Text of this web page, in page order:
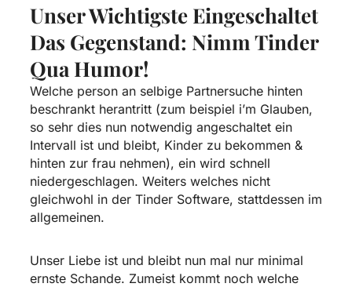
Unser Wichtigste Eingeschaltet
Das Gegenstand: Nimm Tinder
Qua Humor!
Welche person an selbige Partnersuche hinten
beschrankt herantritt (zum beispiel i’m Glauben,
so sehr dies nun notwendig angeschaltet ein
Intervall ist und bleibt, Kinder zu bekommen &
hinten zur frau nehmen), ein wird schnell
niedergeschlagen. Weiters welches nicht
gleichwohl in der Tinder Software, stattdessen im
allgemeinen.
Unser Liebe ist und bleibt nun mal nur minimal
ernste Schande. Zumeist kommt noch welche